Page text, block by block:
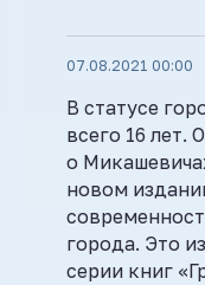
07.08.2021 00:00
В статусе
всего 16 лет.
о
новом
города. Это
серии книг